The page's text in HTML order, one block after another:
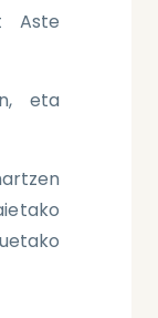
Aste
eta